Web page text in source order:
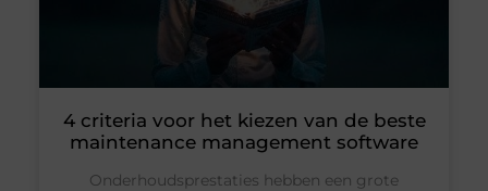
4 criteria voor het kiezen van de beste
maintenance management software
Onderhoudsprestaties hebben een grote